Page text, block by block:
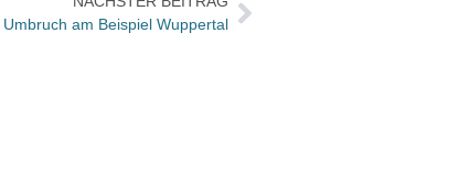
am Beispiel Wuppertal